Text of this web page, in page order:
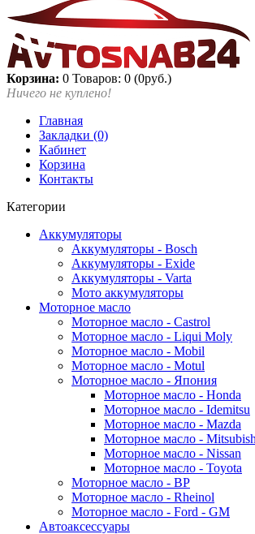
Корзина: 0 Товаров: 0 (0руб.)
Ничего не куплено!
Главная
Закладки (0)
Кабинет
Корзина
Контакты
Категории
Аккумуляторы
Аккумуляторы - Bosch
Аккумуляторы - Exide
Аккумуляторы - Varta
Мото аккумуляторы
Моторное масло
Моторное масло - Castrol
Моторное масло - Liqui Moly
Моторное масло - Mobil
Моторное масло - Motul
Моторное масло - Япония
Моторное масло - Honda
Моторное масло - Idemitsu
Моторное масло - Mazda
Моторное масло -
Моторное масло - Nissan
Моторное масло - Toyota
Моторное масло - BP
Моторное масло - Rheinol
Моторное масло - Ford - GM
Автоаксессуары